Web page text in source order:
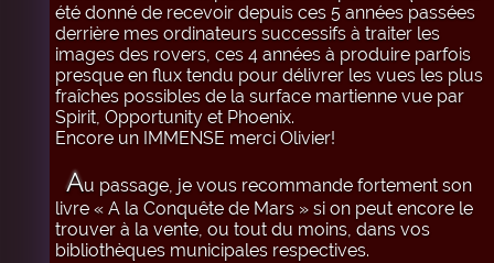
été donné de recevoir depuis ces 5 années passées
derrière mes ordinateurs successifs à traiter les
images des rovers, ces 4 années à produire parfois
presque en flux tendu pour délivrer les vues les plus
fraîches possibles de la surface martienne vue par
Spirit, Opportunity et Phoenix.
Encore un IMMENSE merci Olivier!
Au passage, je vous recommande fortement son
livre « A la Conquête de Mars » si on peut encore le
trouver à la vente, ou tout du moins, dans vos
bibliothèques municipales respectives.